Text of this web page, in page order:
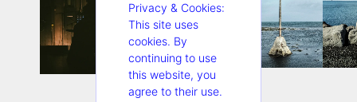
Privacy & Cookies:
This site uses
cookies. By
continuing to use
this website, you
agree to their use.